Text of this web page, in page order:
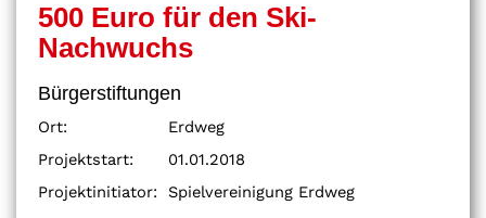
500 Euro für den Ski-
Nachwuchs
Bürgerstiftungen
Ort:
Erdweg
Projektstart:
01.01.2018
Projektinitiator:
Spielvereinigung Erdweg